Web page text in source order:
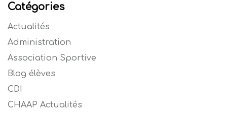
Catégories
Actualités
Administration
Association Sportive
Blog élèves
CDI
CHAAP Actualités